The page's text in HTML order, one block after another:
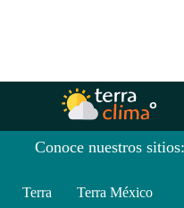
Conoce nuestros sitios:
Terra Terra México